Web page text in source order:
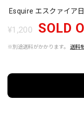
Esquire エスクァイア
¥1,200 SOLD
※別途送料がかかります。 送料